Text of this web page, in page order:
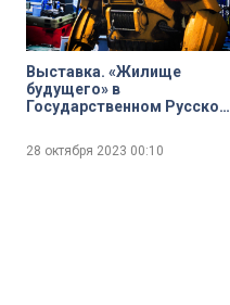
Выставка. «Жилище
будущего» в
Государственном Русском
28 октября 2023 00:10